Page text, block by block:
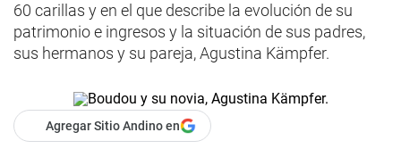
60 carillas y en el que describe la evolución de su
patrimonio e ingresos y la situación de sus padres,
sus hermanos y su pareja, Agustina Kämpfer.
Agregar Sitio Andino en